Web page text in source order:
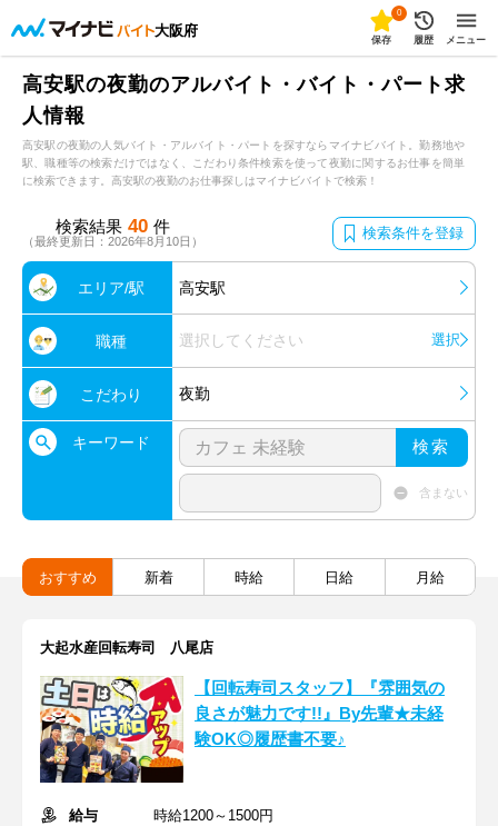
大阪府
0
保存 履歴 メニュー
高安駅の夜勤のアルバイト・バイト・パート求
人情報
高安駅の夜勤の人気バイト・アルバイト・パートを探すならマイナビバイト。勤務地や
駅、職種等の検索だけではなく、こだわり条件検索を使って夜勤に関するお仕事を簡単
に検索できます。高安駅の夜勤のお仕事探しはマイナビバイトで検索！
検索結果 40 件
（最終更新日：2026年8月10日） 検索条件を登録
エリア/駅 高安駅
職種 選択してください 選択
こだわり 夜勤
キーワード 検索
含まない
おすすめ 新着 時給 日給 月給
大起水産回転寿司 八尾店
【回転寿司スタッフ】『雰囲気の
良さが魅力です!!』By先輩★未経
験OK◎履歴書不要♪
給与
時給1200～1500円